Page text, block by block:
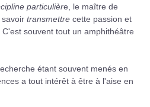
particulière, le maître de
transmettre cette passion et
souvent tout un amphithéâtre
étant souvent menés en
a tout intérêt à être à l'aise en